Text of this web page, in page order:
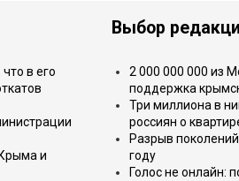
в его
и
Выбор
2 000 000 000 из
поддержка
Три миллиона в
россиян о
Разрыв
году
Голос не онлайн: